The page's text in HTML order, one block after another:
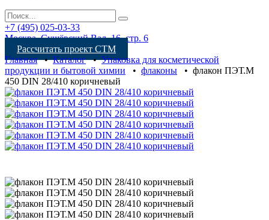
+7 (495) 025-03-33
Москва, Сущёвский Вал, 16, стр. 6
Рассчитать проект СТМ
Главная•Каталог•Упаковка для косметической
продукции и бытовой химии • флаконы • флакон ПЭТ.М
450 DIN 28/410 коричневый